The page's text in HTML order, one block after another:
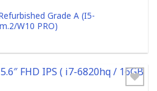
Grade A (I5-
W10 PRO)